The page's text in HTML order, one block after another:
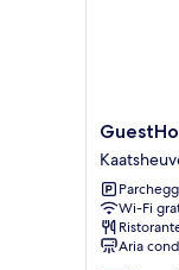
Hotel
Wi-Fi
Aria